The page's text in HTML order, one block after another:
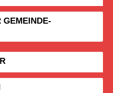
GEMEINDE­